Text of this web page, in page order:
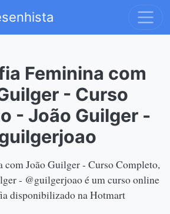
Feminina com
- Curso
- João Guilger -
com João Guilger - Curso Completo,
- @guilgerjoao é um curso online
disponibilizado na Hotmart